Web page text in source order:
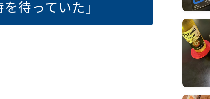
待っていた」